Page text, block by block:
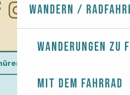
Wandern /
Wanderungen zu
Mit dem Fahrrad
herunterladen